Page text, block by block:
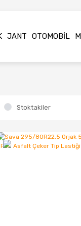
JANT OTOMOBIL
Stoktakiler